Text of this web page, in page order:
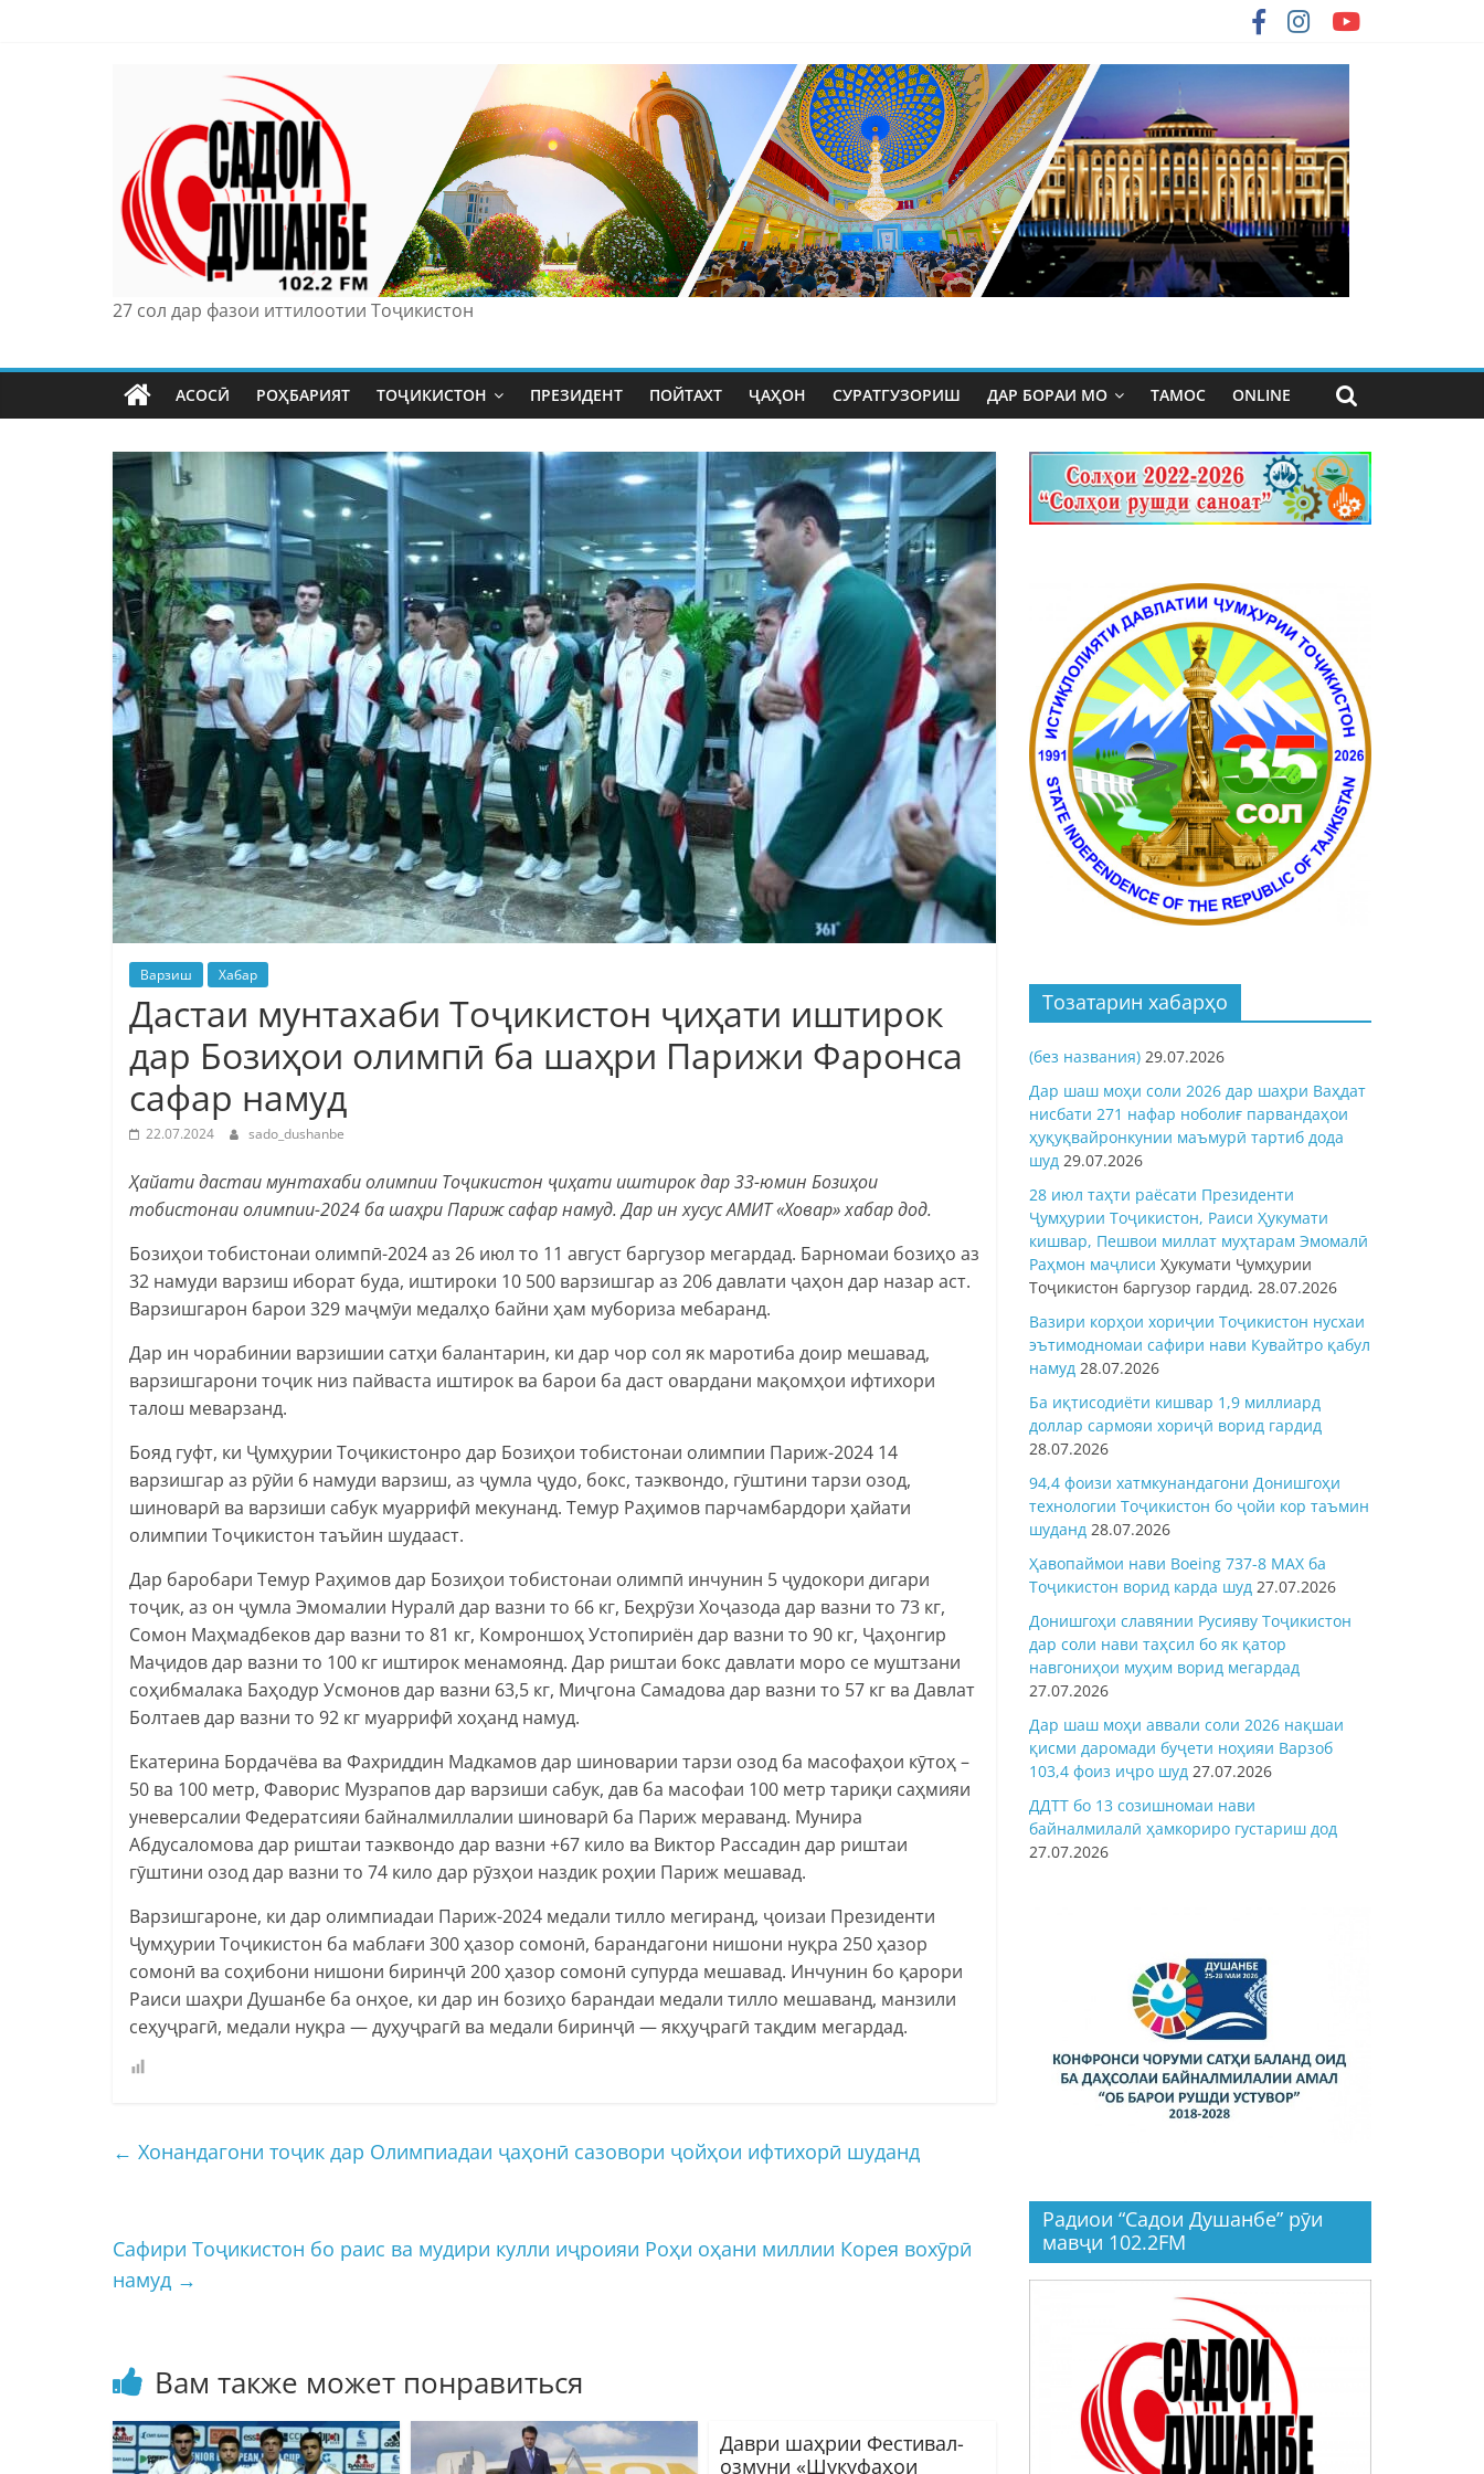
27 сол дар фазои иттилоотии Тоҷикистон
АСОСӢ РОҲБАРИЯТ ТОҶИКИСТОН ПРЕЗИДЕНТ ПОЙТАХТ ҶАҲОН СУРАТГУЗОРИШ ДАР БОРАИ МО ТАМОС ONLINE
Варзиш Хабар
Дастаи мунтахаби Тоҷикистон ҷиҳати иштирок
дар Бозиҳои олимпӣ ба шаҳри Парижи Фаронса
сафар намуд
22.07.2024 sado_dushanbe
Ҳайати дастаи мунтахаби олимпии Тоҷикистон ҷиҳати иштирок дар 33-юмин Бозиҳои
тобистонаи олимпии-2024 ба шаҳри Париж сафар намуд. Дар ин хусус АМИТ «Ховар» хабар дод.
Бозиҳои тобистонаи олимпӣ-2024 аз 26 июл то 11 август баргузор мегардад. Барномаи бозиҳо аз
32 намуди варзиш иборат буда, иштироки 10 500 варзишгар аз 206 давлати ҷаҳон дар назар аст.
Варзишгарон барои 329 маҷмӯи медалҳо байни ҳам мубориза мебаранд.
Дар ин чорабинии варзишии сатҳи балантарин, ки дар чор сол як маротиба доир мешавад,
варзишгарони тоҷик низ пайваста иштирок ва барои ба даст овардани мақомҳои ифтихори
талош меварзанд.
Бояд гуфт, ки Ҷумҳурии Тоҷикистонро дар Бозиҳои тобистонаи олимпии Париж-2024 14
варзишгар аз рӯйи 6 намуди варзиш, аз ҷумла ҷудо, бокс, таэквондо, гӯштини тарзи озод,
шиноварӣ ва варзиши сабук муаррифӣ мекунанд. Темур Раҳимов парчамбардори ҳайати
олимпии Тоҷикистон таъйин шудааст.
Дар баробари Темур Раҳимов дар Бозиҳои тобистонаи олимпӣ инчунин 5 ҷудокори дигари
тоҷик, аз он ҷумла Эмомалии Нуралӣ дар вазни то 66 кг, Беҳрӯзи Хоҷазода дар вазни то 73 кг,
Сомон Маҳмадбеков дар вазни то 81 кг, Комроншоҳ Устопириён дар вазни то 90 кг, Ҷаҳонгир
Маҷидов дар вазни то 100 кг иштирок менамоянд. Дар риштаи бокс давлати моро се муштзани
соҳибмалака Баҳодур Усмонов дар вазни 63,5 кг, Миҷгона Самадова дар вазни то 57 кг ва Давлат
Болтаев дар вазни то 92 кг муаррифӣ хоҳанд намуд.
Екатерина Бордачёва ва Фахриддин Мадкамов дар шиноварии тарзи озод ба масофаҳои кӯтоҳ –
50 ва 100 метр, Фаворис Музрапов дар варзиши сабук, дав ба масофаи 100 метр тариқи саҳмияи
уневерсалии Федератсияи байналмиллалии шиноварӣ ба Париж мераванд. Мунира
Абдусаломова дар риштаи таэквондо дар вазни +67 кило ва Виктор Рассадин дар риштаи
гӯштини озод дар вазни то 74 кило дар рӯзҳои наздик роҳии Париж мешавад.
Варзишгароне, ки дар олимпиадаи Париж-2024 медали тилло мегиранд, ҷоизаи Президенти
Ҷумҳурии Тоҷикистон ба маблағи 300 ҳазор сомонӣ, барандагони нишони нуқра 250 ҳазор
сомонӣ ва соҳибони нишони биринҷӣ 200 ҳазор сомонӣ супурда мешавад. Инчунин бо қарори
Раиси шаҳри Душанбе ба онҳое, ки дар ин бозиҳо барандаи медали тилло мешаванд, манзили
сеҳуҷрагӣ, медали нуқра — дуҳуҷрагӣ ва медали биринҷӣ — якҳуҷрагӣ тақдим мегардад.
← Хонандагони тоҷик дар Олимпиадаи ҷаҳонӣ сазовори ҷойҳои ифтихорӣ шуданд
Сафири Тоҷикистон бо раис ва мудири кулли иҷроияи Роҳи оҳани миллии Корея вохӯрӣ
намуд →
Вам также может понравиться
Даври шаҳрии Фестивал-
озмуни «Шукуфаҳои
Тозатарин хабарҳо
(без названия) 29.07.2026
Дар шаш моҳи соли 2026 дар шаҳри Ваҳдат
нисбати 271 нафар ноболиғ парвандаҳои
ҳуқуқвайронкунии маъмурӣ тартиб дода
шуд 29.07.2026
28 июл таҳти раёсати Президенти
Ҷумҳурии Тоҷикистон, Раиси Ҳукумати
кишвар, Пешвои миллат муҳтарам Эмомалӣ
Раҳмон маҷлиси Ҳукумати Ҷумҳурии
Тоҷикистон баргузор гардид. 28.07.2026
Вазири корҳои хориҷии Тоҷикистон нусхаи
эътимодномаи сафири нави Кувайтро қабул
намуд 28.07.2026
Ба иқтисодиёти кишвар 1,9 миллиард
доллар сармояи хориҷӣ ворид гардид
28.07.2026
94,4 фоизи хатмкунандагони Донишгоҳи
технологии Тоҷикистон бо ҷойи кор таъмин
шуданд 28.07.2026
Ҳавопаймои нави Boeing 737-8 MAX ба
Тоҷикистон ворид карда шуд 27.07.2026
Донишгоҳи славянии Русияву Тоҷикистон
дар соли нави таҳсил бо як қатор
навгониҳои муҳим ворид мегардад
27.07.2026
Дар шаш моҳи аввали соли 2026 нақшаи
қисми даромади буҷети ноҳияи Варзоб
103,4 фоиз иҷро шуд 27.07.2026
ДДТТ бо 13 созишномаи нави
байналмилалӣ ҳамкориро густариш дод
27.07.2026
Радиои “Садои Душанбе” рӯи
мавҷи 102.2FM